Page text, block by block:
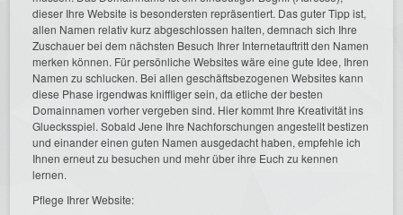
dieser Ihre Website is besondersten repräsentiert. Das guter Tipp ist,
allen Namen relativ kurz abgeschlossen halten, demnach sich Ihre
Zuschauer bei dem nächsten Besuch Ihrer Internetauftritt den Namen
merken können. Für persönliche Websites wäre eine gute Idee, Ihren
Namen zu schlucken. Bei allen geschäftsbezogenen Websites kann
diese Phase irgendwas kniffliger sein, da etliche der besten
Domainnamen vorher vergeben sind. Hier kommt Ihre Kreativität ins
Gluecksspiel. Sobald Jene Ihre Nachforschungen angestellt bestizen
und einander einen guten Namen ausgedacht haben, empfehle ich
Ihnen erneut zu besuchen und mehr über ihre Euch zu kennen
lernen.
Pflege Ihrer Website: